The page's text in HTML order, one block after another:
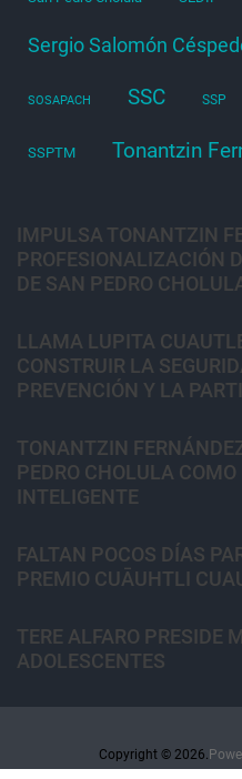
Sergio Salomón
SOSAPACH SSC SSP
SSPTM Tonantzin
IMPULSA TONANTZIN
PROFESIONALIZACIÓN
DE SAN PEDRO
LLAMA LUPITA
CONSTRUIR LA
PREVENCIÓN Y LA
TONANTZIN
PEDRO CHOLULA
INTELIGENTE
FALTAN POCOS DÍAS
PREMIO CUĀUHTLI
TERE ALFARO PRESIDE
ADOLESCENTES
Copyright © 2026.